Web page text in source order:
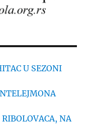
U SEZONI
NA